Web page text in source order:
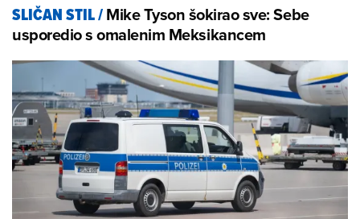
SLIČAN STIL/Mike Tyson šokirao sve: Sebe
usporedio s omalenim Meksikancem